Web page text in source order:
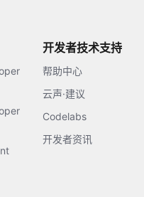
开发者技术支持
帮助中心
云声·建议
Codelabs
开发者资讯